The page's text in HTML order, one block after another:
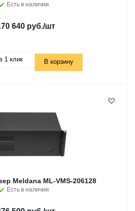
Есть в наличии
640 руб./шт
1 клик В корзину
Meldana ML-VMS-206128
Есть в наличии